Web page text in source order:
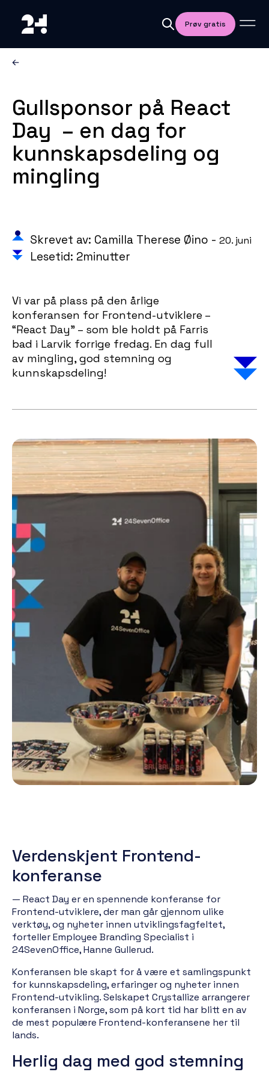
Prøv gratis
Gullsponsor på React
Day – en dag for
kunnskapsdeling og
mingling
Skrevet av: Camilla Therese Øino - 20. juni
Lesetid: 2minutter
Vi var på plass på den årlige
konferansen for Frontend-utviklere –
“React Day” – som ble holdt på Farris
bad i Larvik forrige fredag. En dag full
av mingling, god stemning og
kunnskapsdeling!
Verdenskjent Frontend-
konferanse
— React Day er en spennende konferanse for
Frontend-utviklere, der man går gjennom ulike
verktøy, og nyheter innen utviklingsfagfeltet,
forteller Employee Branding Specialist i
24SevenOffice, Hanne Gullerud.
Konferansen ble skapt for å være et samlingspunkt
for kunnskapsdeling, erfaringer og nyheter innen
Frontend-utvikling. Selskapet Crystallize arrangerer
konferansen i Norge, som på kort tid har blitt en av
de mest populære Frontend-konferansene her til
lands.
Herlig dag med god stemning